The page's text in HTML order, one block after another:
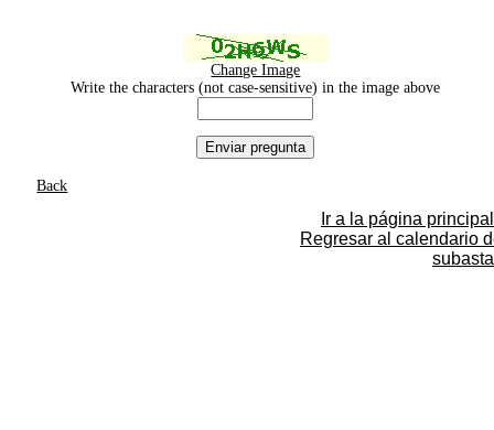
Change Image
Write the characters (not case-sensitive) in the image above
Back
Ir a la página principal
Regresar al calendario